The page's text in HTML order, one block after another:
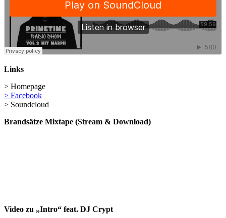
Links
> Homepage
> Facebook
> Soundcloud
Brandsätze Mixtape (Stream & Download)
Video zu „Intro“ feat. DJ Crypt